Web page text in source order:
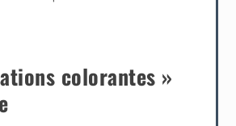
colorantes »